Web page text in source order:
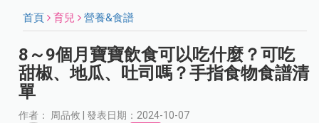
首頁 育兒 營養&食譜
8～9個月寶寶飲食可以吃什麼？可吃
甜椒、地瓜、吐司嗎？手指食物食譜清
單
作者： 周品攸 | 發表日期：2024-10-07